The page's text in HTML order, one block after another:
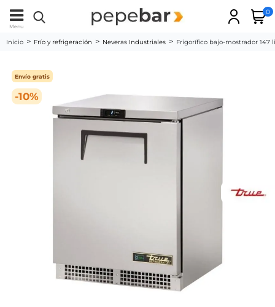
Menu
0
Inicio Frío y refrigeración Neveras Industriales Frigorífico bajo-mostrador 147
-10%
Envío gratis